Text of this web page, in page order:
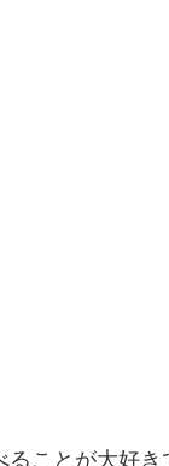
ことが大好き